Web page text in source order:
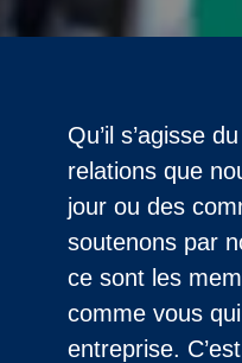
Qu’il s’agisse
relations que
jour ou des
soutenons par
ce sont les
comme vous
entreprise.